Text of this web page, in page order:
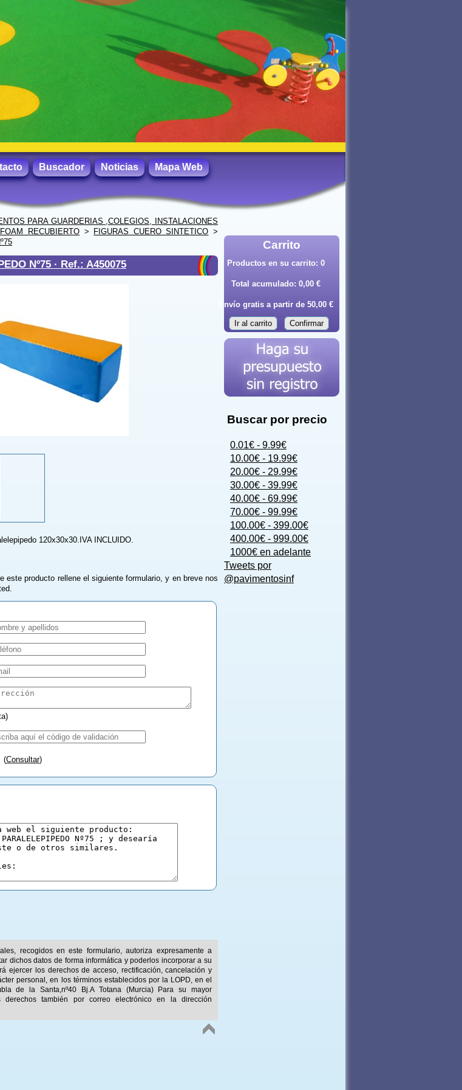
Buscador Noticias Mapa Web
PARA GUARDERIAS ,COLEGIOS, INSTALACIONES
RECUBIERTO > FIGURAS CUERO SINTETICO >
Nº75 · Ref.: A450075
120x30x30.IVA INCLUIDO.
este producto rellene el siguiente formulario, y en breve nos
(Consultar)
recogidos en este formulario, autoriza expresamente a
dichos datos de forma informática y poderlos incorporar a su
ejercer los derechos de acceso, rectificación, cancelación y
personal, en los términos establecidos por la LOPD, en el
de la Santa,nº40 Bj.A Totana (Murcia) Para su mayor
derechos también por correo electrónico en la dirección
Carrito
Productos en su carrito: 0
Total acumulado: 0,00 €
Envío gratis a partir de 50,00 €
Ir al carrito Confirmar
Buscar por precio
0.01€ - 9.99€
10.00€ - 19.99€
20.00€ - 29.99€
30.00€ - 39.99€
40.00€ - 69.99€
70.00€ - 99.99€
100.00€ - 399.00€
400.00€ - 999.00€
1000€ en adelante
Tweets por
@pavimentosinf